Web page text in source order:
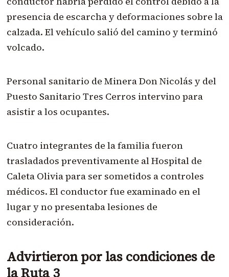
presencia de escarcha y deformaciones sobre la
calzada. El vehículo salió del camino y terminó
volcado.
Personal sanitario de Minera Don Nicolás y del
Puesto Sanitario Tres Cerros intervino para
asistir a los ocupantes.
Cuatro integrantes de la familia fueron
trasladados preventivamente al Hospital de
Caleta Olivia para ser sometidos a controles
médicos. El conductor fue examinado en el
lugar y no presentaba lesiones de
consideración.
Advirtieron por las condiciones de
la Ruta 3